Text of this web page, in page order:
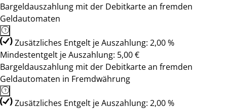
Bargeldauszahlung mit der Debitkarte an fremden
Geldautomaten
Zusätzliches Entgelt je Auszahlung: 2,00 %
Mindestentgelt je Auszahlung: 5,00 €
Bargeldauszahlung mit der Debitkarte an fremden
Geldautomaten in Fremdwährung
Zusätzliches Entgelt je Auszahlung: 2,00 %